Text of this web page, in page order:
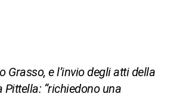
e l’invio degli atti della
“richiedono una